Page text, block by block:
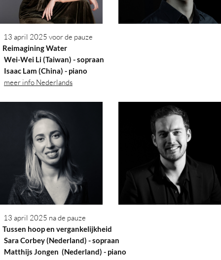
13 april 2025 voor de pauze
Water
Wei-Wei Li (Taiwan) - sopraan
Lam (China) - piano
meer info Nederlands
13 april 2025 na de pauze
hoop en vergankelijkheid
Sara Corbey (Nederland) - sopraan
Jongen (Nederland) - piano